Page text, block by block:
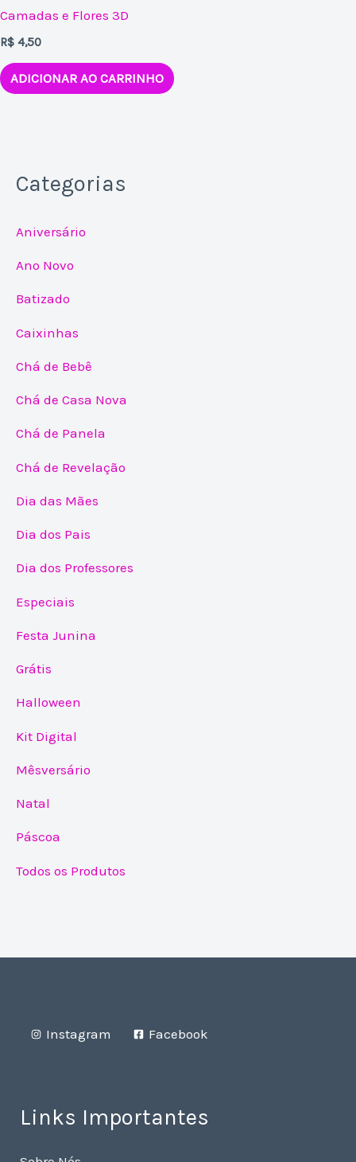
Camadas e Flores 3D
R$ 4,50
ADICIONAR AO CARRINHO
Categorias
Aniversário
Ano Novo
Batizado
Caixinhas
Chá de Bebê
Chá de Casa Nova
Chá de Panela
Chá de Revelação
Dia das Mães
Dia dos Pais
Dia dos Professores
Especiais
Festa Junina
Grátis
Halloween
Kit Digital
Mêsversário
Natal
Páscoa
Todos os Produtos
Instagram Facebook
Links Importantes